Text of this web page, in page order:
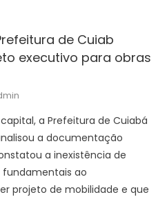
de Cuiab
executivo para obras
a Prefeitura de Cuiabá
a documentação
a inexistência de
fundamentais ao
projeto de mobilidade e que